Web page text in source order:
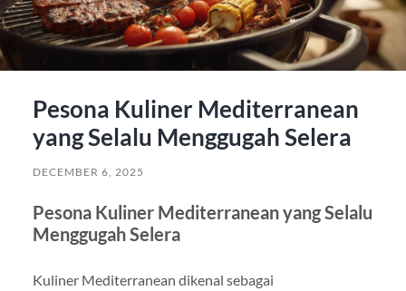
Pesona Kuliner Mediterranean
yang Selalu Menggugah Selera
DECEMBER 6, 2025
Pesona Kuliner Mediterranean yang Selalu
Menggugah Selera
Kuliner Mediterranean dikenal sebagai